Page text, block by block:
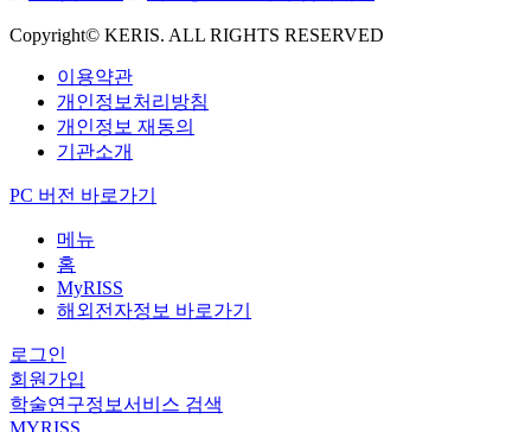
Copyright© KERIS. ALL RIGHTS RESERVED
이용약관
개인정보처리방침
개인정보 재동의
기관소개
PC 버전 바로가기
메뉴
홈
MyRISS
해외전자정보 바로가기
로그인
회원가입
학술연구정보서비스 검색